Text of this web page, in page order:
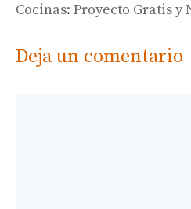
Cocinas: Proyecto Gratis y
Deja un comentario